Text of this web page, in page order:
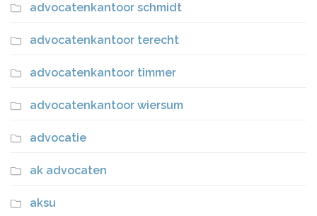
advocatenkantoor schmidt
advocatenkantoor terecht
advocatenkantoor timmer
advocatenkantoor wiersum
advocatie
ak advocaten
aksu